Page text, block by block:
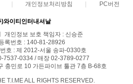
개인정보처리방침 PC버전
)와이티인터내셔날
개인정보 보호 책임자 : 신승준
록번호 : 140-81-28926
호 : 제 2012-서울 송파-0330호
7537-0334 / 매장 02-3789-0277
충민로 10 가든파이브 툴관 7층 B-68호
T.I.ME ALL RIGHTS RESERVED.